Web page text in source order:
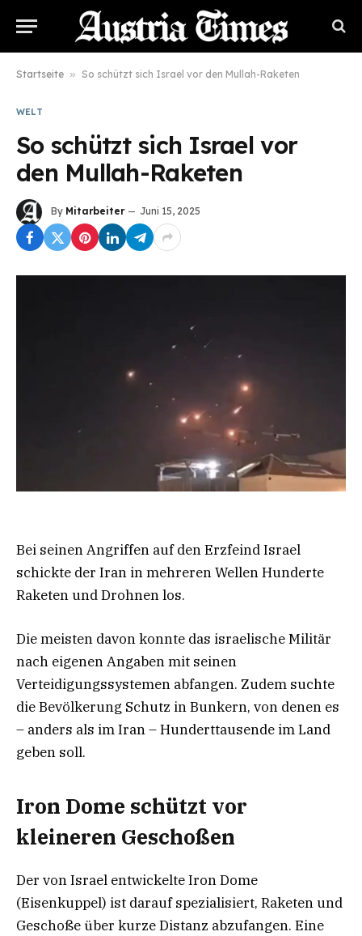
Startseite » So schützt sich Israel vor den Mullah-Raketen
WELT
So schützt sich Israel vor
den Mullah-Raketen
By Mitarbeiter Juni 15, 2025
Bei seinen Angriffen auf den Erzfeind Israel
schickte der Iran in mehreren Wellen Hunderte
Raketen und Drohnen los.
Die meisten davon konnte das israelische Militär
nach eigenen Angaben mit seinen
Verteidigungssystemen abfangen. Zudem suchte
die Bevölkerung Schutz in Bunkern, von denen es
– anders als im Iran – Hunderttausende im Land
geben soll.
Iron Dome schützt vor
kleineren Geschoßen
Der von Israel entwickelte Iron Dome
(Eisenkuppel) ist darauf spezialisiert, Raketen und
Geschoße über kurze Distanz abzufangen. Eine